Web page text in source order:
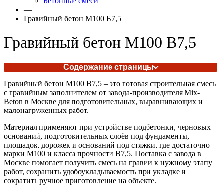
—
Гравийный бетон М100 В7,5
Гравийный бетон М100 В7,5
Содержание страницы
Гравийный бетон М100 В7,5 – это готовая строительная смесь
с гравийным заполнителем от завода-производителя Mix-
Beton в Москве для подготовительных, выравнивающих и
малонагруженных работ.
Материал применяют при устройстве подбетонки, черновых
оснований, подготовительных слоёв под фундаменты,
площадок, дорожек и оснований под стяжки, где достаточно
марки М100 и класса прочности В7,5. Поставка с завода в
Москве помогает получить смесь на гравии к нужному этапу
работ, сохранить удобоукладываемость при укладке и
сократить ручное приготовление на объекте.